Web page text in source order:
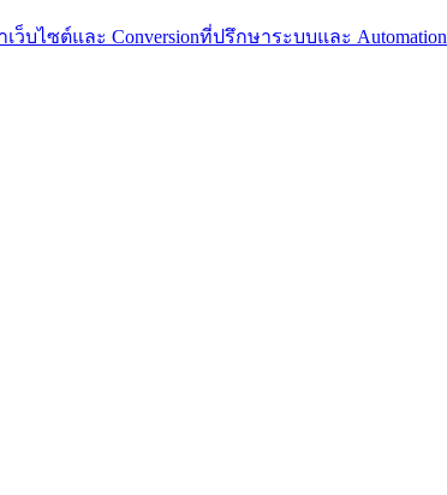
ว็บไซต์และ Conversionที่ปรึกษาระบบและ Automation